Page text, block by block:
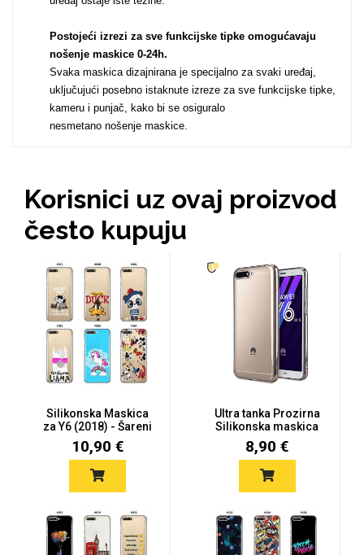
Postojeći izrezi za sve funkcijske tipke omogućavaju
nošenje maskice 0-24h.
Svaka maskica dizajnirana je specijalno za svaki uređaj,
uključujući posebno istaknute izreze za sve funkcijske tipke,
kameru i punjač, kako bi se osiguralo
nesmetano nošenje maskice.
Korisnici uz ovaj proizvod
često kupuju
Silikonska Maskica
za Y6 (2018) - Šareni
motiv...
10,90 €
Ultra tanka Prozirna
Silikonska maskica
za Y6...
8,90 €
Mandale / Cvjetni
motivi
Citati & Stihovi
MarbleMania
Gaming motivi Crtani filmovi